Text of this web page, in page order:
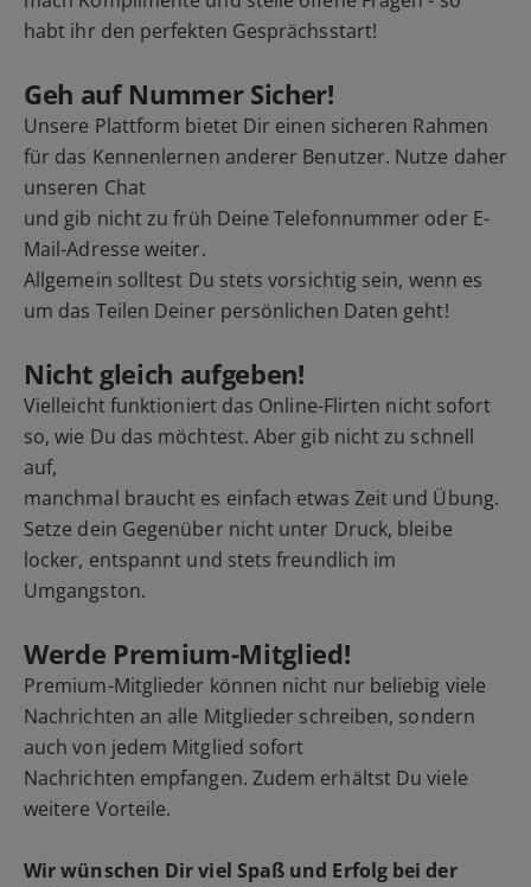
habt ihr den perfekten Gesprächsstart!
Geh auf Nummer Sicher!
Unsere Plattform bietet Dir einen sicheren Rahmen
für das Kennenlernen anderer Benutzer. Nutze daher
unseren Chat
und gib nicht zu früh Deine Telefonnummer oder E-
Mail-Adresse weiter.
Allgemein solltest Du stets vorsichtig sein, wenn es
um das Teilen Deiner persönlichen Daten geht!
Nicht gleich aufgeben!
Vielleicht funktioniert das Online-Flirten nicht sofort
so, wie Du das möchtest. Aber gib nicht zu schnell
auf,
manchmal braucht es einfach etwas Zeit und Übung.
Setze dein Gegenüber nicht unter Druck, bleibe
locker, entspannt und stets freundlich im
Umgangston.
Werde Premium-Mitglied!
Premium-Mitglieder können nicht nur beliebig viele
Nachrichten an alle Mitglieder schreiben, sondern
auch von jedem Mitglied sofort
Nachrichten empfangen. Zudem erhältst Du viele
weitere Vorteile.
Wir wünschen Dir viel Spaß und Erfolg bei der